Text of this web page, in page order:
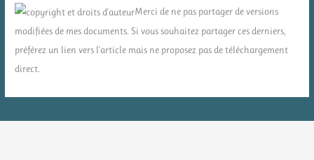
Merci de ne pas partager de versions
modifiées de mes documents. Si vous souhaitez partager ces derniers,
préférez un lien vers l'article mais ne proposez pas de téléchargement
direct.